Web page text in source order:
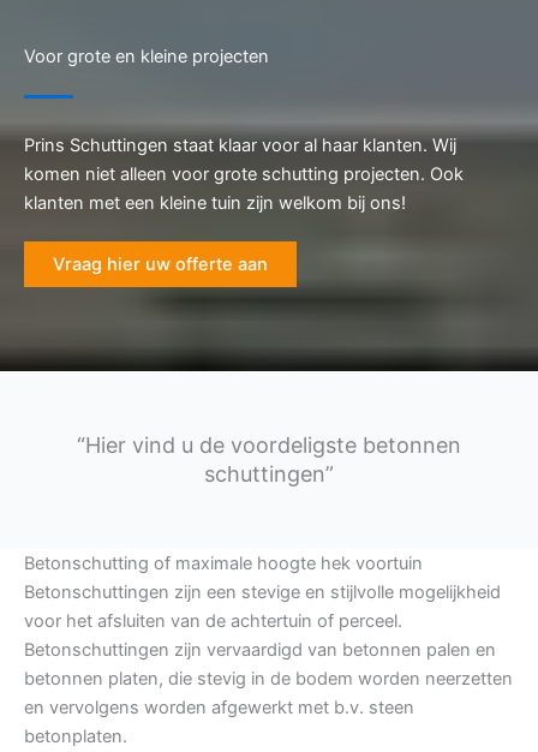
Voor grote en kleine projecten
Prins Schuttingen staat klaar voor al haar klanten. Wij
komen niet alleen voor grote schutting projecten. Ook
klanten met een kleine tuin zijn welkom bij ons!
Vraag hier uw offerte aan
“Hier vind u de voordeligste betonnen
schuttingen”
Betonschutting of maximale hoogte hek voortuin
Betonschuttingen zijn een stevige en stijlvolle mogelijkheid
voor het afsluiten van de achtertuin of perceel.
Betonschuttingen zijn vervaardigd van betonnen palen en
betonnen platen, die stevig in de bodem worden neerzetten
en vervolgens worden afgewerkt met b.v. steen
betonplaten.